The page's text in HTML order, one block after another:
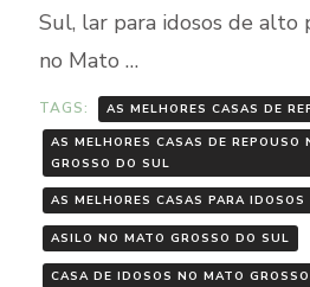
Sul, lar para idosos de alto
no Mato …
TAGS:
AS MELHORES CASAS DE
AS MELHORES CASAS DE REPOUSO
GROSSO DO SUL
AS MELHORES CASAS PARA IDOSOS
ASILO NO MATO GROSSO DO SUL
CASA DE IDOSOS NO MATO